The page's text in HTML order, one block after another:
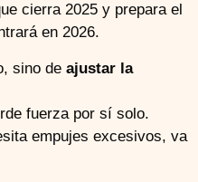
cierra 2025 y prepara el
en 2026.
sino de ajustar la
fuerza por sí solo.
empujes excesivos, va